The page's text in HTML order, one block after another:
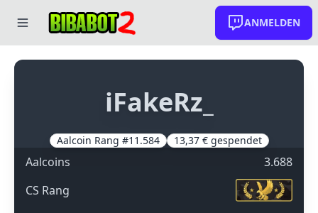
ANMELDEN
iFakeRz_
Aalcoin Rang #11.584 13,37 € gespendet
Aalcoins
3.688
CS Rang